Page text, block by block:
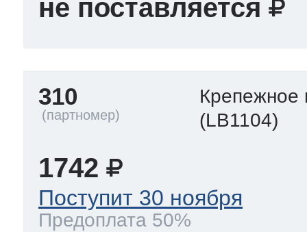
не поставляется
310
Крепежное
(LB1104)
1742
Поступит 30 ноября
Предоплата 50%